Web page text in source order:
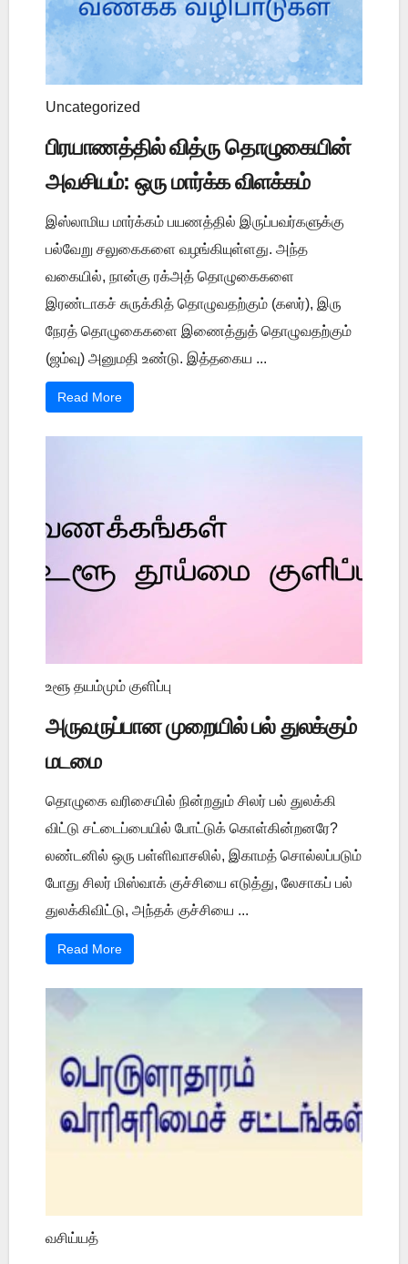
Uncategorized
பிரயாணத்தில் வித்ரு தொழுகையின்
அவசியம்: ஒரு மார்க்க விளக்கம்
இஸ்லாமிய மார்க்கம் பயணத்தில் இருப்பவர்களுக்கு
பல்வேறு சலுகைகளை வழங்கியுள்ளது. அந்த
வகையில், நான்கு ரக்அத் தொழுகைகளை
இரண்டாகச் சுருக்கித் தொழுவதற்கும் (கஸர்), இரு
நேரத் தொழுகைகளை இணைத்துத் தொழுவதற்கும்
(ஜம்வு) அனுமதி உண்டு. இத்தகைய ...
Read More
உளூ தயம்மும் குளிப்பு
அருவருப்பான முறையில் பல் துலக்கும்
மடமை
தொழுகை வரிசையில் நின்றதும் சிலர் பல் துலக்கி
விட்டு சட்டைப்பையில் போட்டுக் கொள்கின்றனரே?
லண்டனில் ஒரு பள்ளிவாசலில், இகாமத் சொல்லப்படும்
போது சிலர் மிஸ்வாக் குச்சியை எடுத்து, லேசாகப் பல்
துலக்கிவிட்டு, அந்தக் குச்சியை ...
Read More
வசிய்யத்